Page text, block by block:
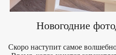
Новогодние
Скоро наступит самое